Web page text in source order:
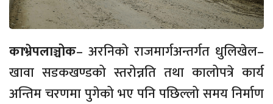
काभ्रेपलाञ्चोक– अरनिको राजमार्गअन्तर्गत धुलिखेल–
खावा सडकखण्डको स्तरोन्नति तथा कालोपत्रे कार्य
अन्तिम चरणमा पुगेको भए पनि पछिल्लो समय निर्माण